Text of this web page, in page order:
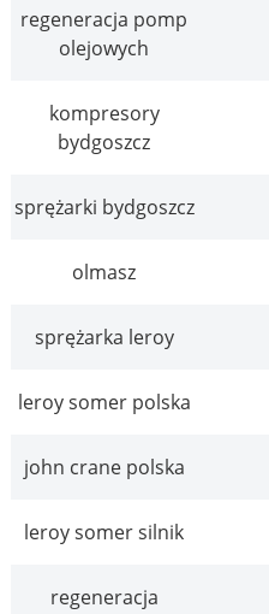
regeneracja pomp
olejowych
kompresory
bydgoszcz
sprężarki bydgoszcz
olmasz
sprężarka leroy
leroy somer polska
john crane polska
leroy somer silnik
regeneracja